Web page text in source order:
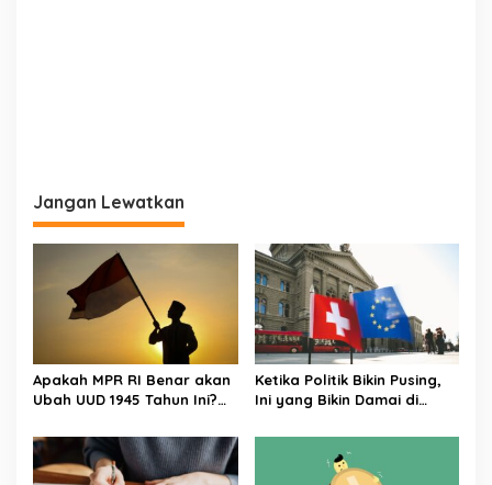
Jangan Lewatkan
Apakah MPR RI Benar akan
Ubah UUD 1945 Tahun Ini?
Ketika Politik Bikin Pusing,
Ini yang Bikin Damai di